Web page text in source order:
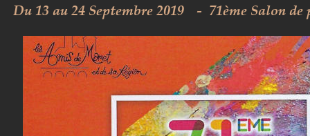
Du 13 au 24 Septembre 2019 -  71ème Salon